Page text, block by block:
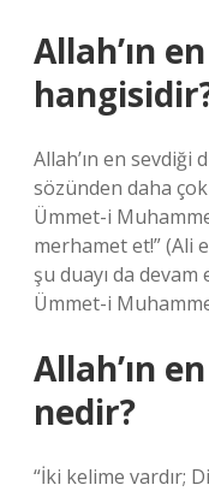
Allah’ın
Allah’ın en sevdiği
sözünden daha
Ümmet-i
merhamet et!” (Ali
şu duayı da devam
Ümmet-i
Allah’ın
nedir?
“İki kelime vardır;